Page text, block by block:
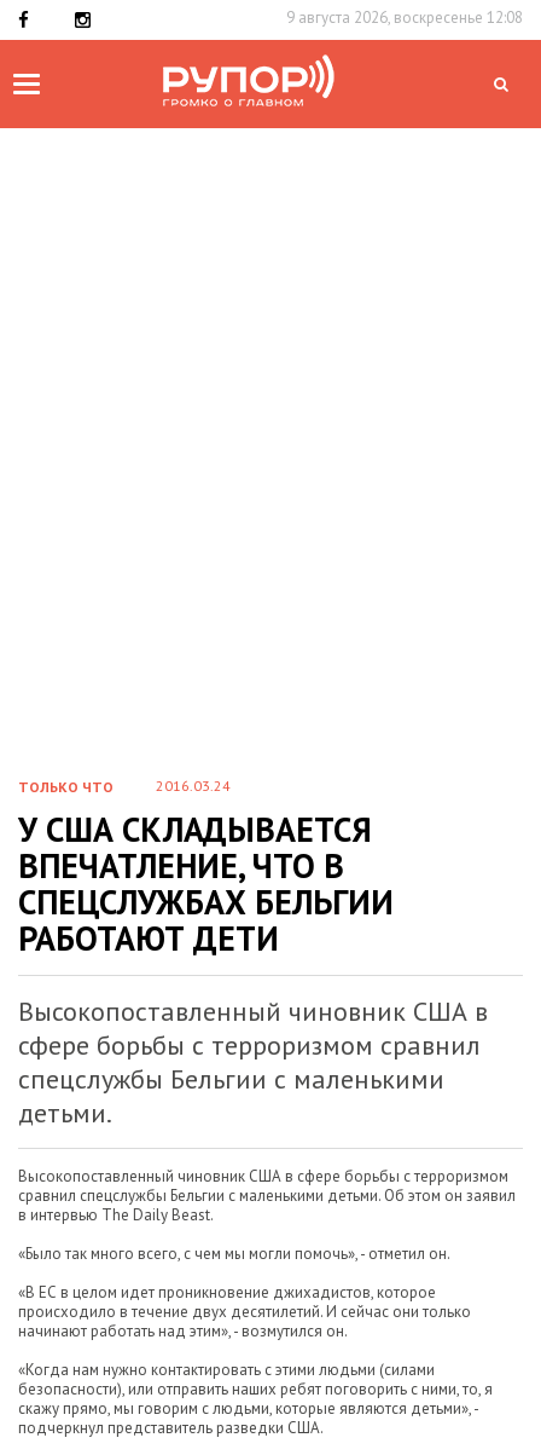
9 августа 2026, воскресенье 12:08
Toggle
ТОЛЬКО ЧТО 2016.03.24
У США СКЛАДЫВАЕТСЯ
ВПЕЧАТЛЕНИЕ, ЧТО В
СПЕЦСЛУЖБАХ БЕЛЬГИИ
РАБОТАЮТ ДЕТИ
Высокопоставленный чиновник США в
сфере борьбы с терроризмом сравнил
спецслужбы Бельгии с маленькими
детьми.
Высокопоставленный чиновник США в сфере борьбы с терроризмом
сравнил спецслужбы Бельгии с маленькими детьми. Об этом он заявил
в интервью The Daily Beast.
«Было так много всего, с чем мы могли помочь», - отметил он.
«В ЕС в целом идет проникновение джихадистов, которое
происходило в течение двух десятилетий. И сейчас они только
начинают работать над этим», - возмутился он.
«Когда нам нужно контактировать с этими людьми (силами
безопасности), или отправить наших ребят поговорить с ними, то, я
скажу прямо, мы говорим с людьми, которые являются детьми», -
подчеркнул представитель разведки США.